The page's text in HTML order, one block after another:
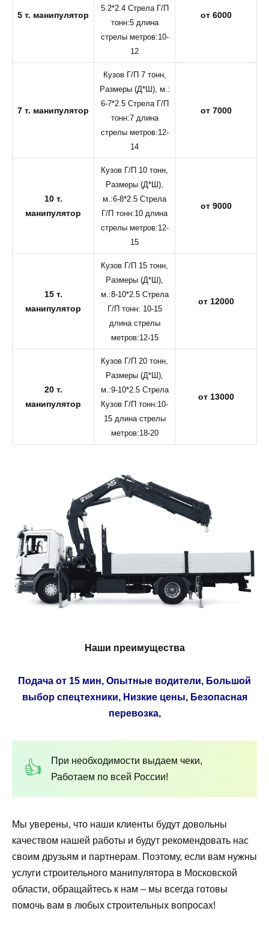
5 т. манипулятор
5.2*2.4 Стрела Г/П
тонн:5 длина
стрелы метров:10-
12
от 6000
7 т. манипулятор
Кузов Г/П 7 тонн,
Размеры (Д*Ш), м.:
6-7*2.5 Стрела Г/П
тонн:7 длина
стрелы метров:12-
14
от 7000
10 т.
манипулятор
Кузов Г/П 10 тонн,
Размеры (Д*Ш),
м.:6-8*2.5 Стрела
Г/П тонн:10 длина
стрелы метров:12-
15
от 9000
15 т.
манипулятор
Кузов Г/П 15 тонн,
Размеры (Д*Ш),
м.:8-10*2.5 Стрела
Г/П тонн: 10-15
длина стрелы
метров:12-15
от 12000
20 т.
манипулятор
Кузов Г/П 20 тонн,
Размеры (Д*Ш),
м.:9-10*2.5 Стрела
Кузов Г/П тонн:10-
15 длина стрелы
метров:18-20
от 13000
Наши преимущества
Подача от 15 мин, Опытные водители, Большой
выбор спецтехники, Низкие цены, Безопасная
перевозка,
При необходимости выдаем чеки,
Работаем по всей России!
Мы уверены, что наши клиенты будут довольны
качеством нашей работы и будут рекомендовать нас
своим друзьям и партнерам. Поэтому, если вам нужны
услуги строительного манипулятора в Московской
области, обращайтесь к нам – мы всегда готовы
помочь вам в любых строительных вопросах!